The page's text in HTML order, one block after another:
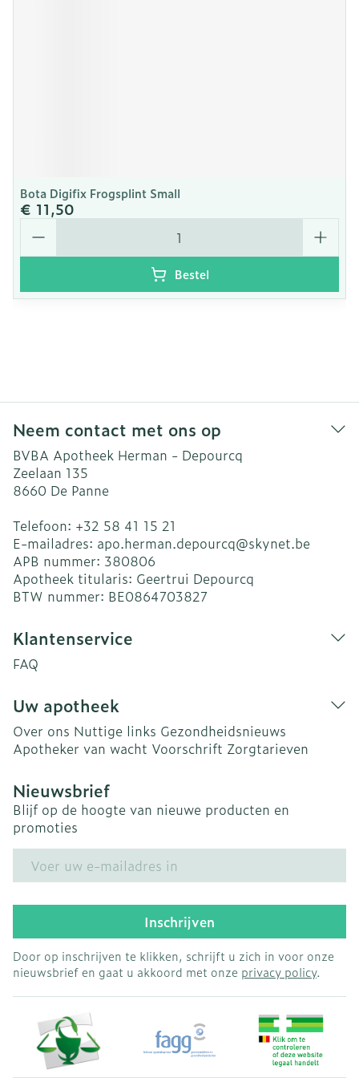
Bota Digifix Frogsplint Small
€ 11,50
Aantal
Bestel
Neem contact met ons op
BVBA Apotheek Herman - Depourcq
Zeelaan 135
8660 De Panne
Telefoon: +32 58 41 15 21
E-mailadres: apo.herman.depourcq@skynet.be
APB nummer: 380806
Apotheek titularis: Geertrui Depourcq
BTW nummer: BE0864703827
Klantenservice
FAQ
Uw apotheek
Over ons Nuttige links Gezondheidsnieuws
Apotheker van wacht Voorschrift Zorgtarieven
Nieuwsbrief
Blijf op de hoogte van nieuwe producten en
promoties
Inschrijven
Door op inschrijven te klikken, schrijft u zich in voor onze
nieuwsbrief en gaat u akkoord met onze privacy policy.